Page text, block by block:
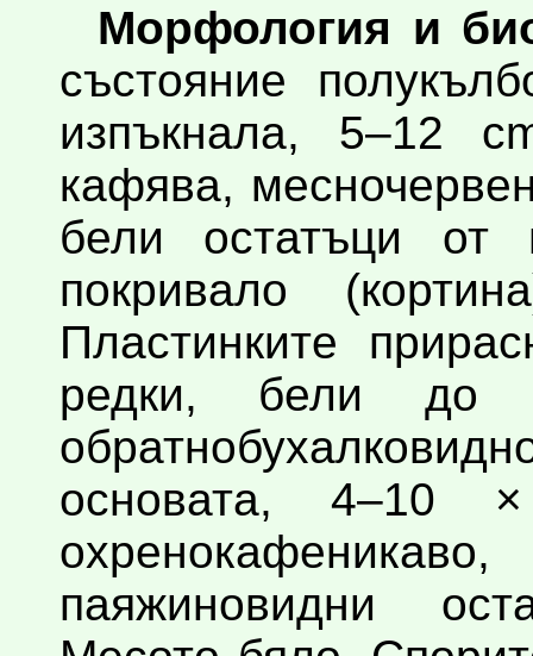
Морфология и
състояние
изпъкнала, 5–12
кафява,
бели остатъци от
покривало
Пластинките
редки, бели до
основата,
паяжиновидни